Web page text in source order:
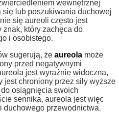
wewnętrznej
lub poszukiwania duchowej
się aureoli często jest
znak, który zachęca do
i osobistego.
sugerują, że aureola może
przed negatywnymi
jest wyraźnie widoczna,
jest chroniony przez siły wyższe
osiągnięcia swoich
sennika, aureola jest więc
duchowego przewodnictwa.